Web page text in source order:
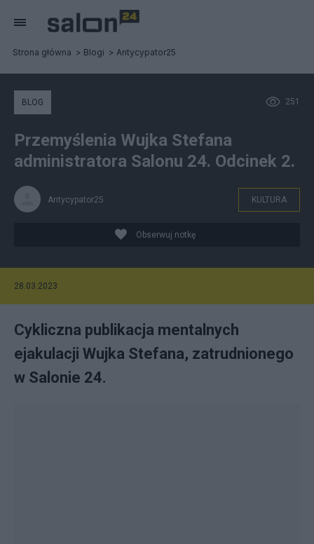
Strona główna Blogi Antycypator25
251
BLOG
Przemyślenia Wujka Stefana
administratora Salonu 24. Odcinek 2.
Antycypator25 KULTURA
Obserwuj notkę
28.03.2023
Cykliczna publikacja mentalnych
ejakulacji Wujka Stefana, zatrudnionego
w Salonie 24.